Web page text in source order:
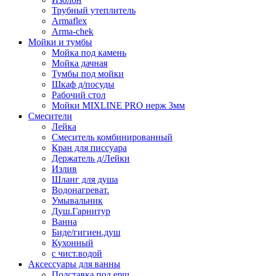
Трубный утеплитель
Armaflex
Arma-chek
Мойки и тумбы
Мойка под камень
Мойка дачная
Тумбы под мойки
Шкаф д/посуды
Рабочий стол
Мойки MIXLINE PRO нерж 3мм
Смесители
Лейка
Смеситель комбинированный
Кран для писсуара
Держатель д/Лейки
Излив
Шланг для душа
Водонагреват.
Умывальник
Душ.Гарнитур
Ванна
Биде/гигиен.душ
Кухонный
с чист.водой
Аксессуары для ванны